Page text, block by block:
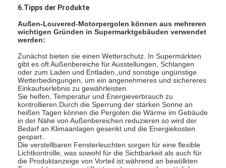
6.Tipps der Produkte
Außen-Louvered-Motorpergolen können aus mehreren
wichtigen Gründen in Supermarktgebäuden verwendet
werden:
Zunächst bieten sie einen Wetterschutz. In Supermärkten
gibt es oft Außenbereiche für Ausstellungen, Schlangen
oder zum Laden und Entladen.,und sonstige ungünstige
Wetterbedingungen, um ein angenehmeres und sichereres
Einkaufserlebnis zu gewährleisten.
Sie helfen, Temperatur und Energieverbrauch zu
kontrollieren.Durch die Sperrung der starken Sonne an
heißen Tagen können die Pergolen die Wärme im Gebäude
in der Nähe von Außenbereichen reduzieren.so wird der
Bedarf an Klimaanlagen gesenkt und die Energiekosten
gespart..
Die verstellbaren Fensterleuchten sorgen für eine flexible
Lichtkontrolle, was sowohl für die Sichtbarkeit als auch für
die Produktanzeige von Vorteil ist.während an bewölkten